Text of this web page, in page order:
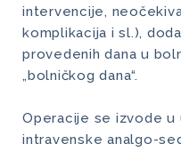
intervencije,
komplikacija i sl.),
provedenih dana u
„bolničkog dana“.
Operacije se izvode u
intravenske analgo-